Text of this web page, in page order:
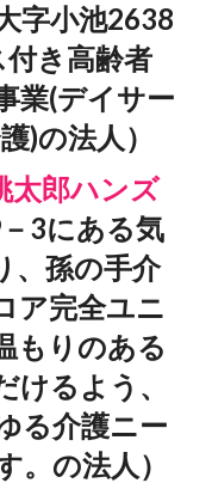
字小池2638
き高齢者
業(デイサー
)の法人）
太郎ハンズ
－3にある気
、孫の手介
ア完全ユニ
もりのある
けるよう、
る介護ニー
。の法人）